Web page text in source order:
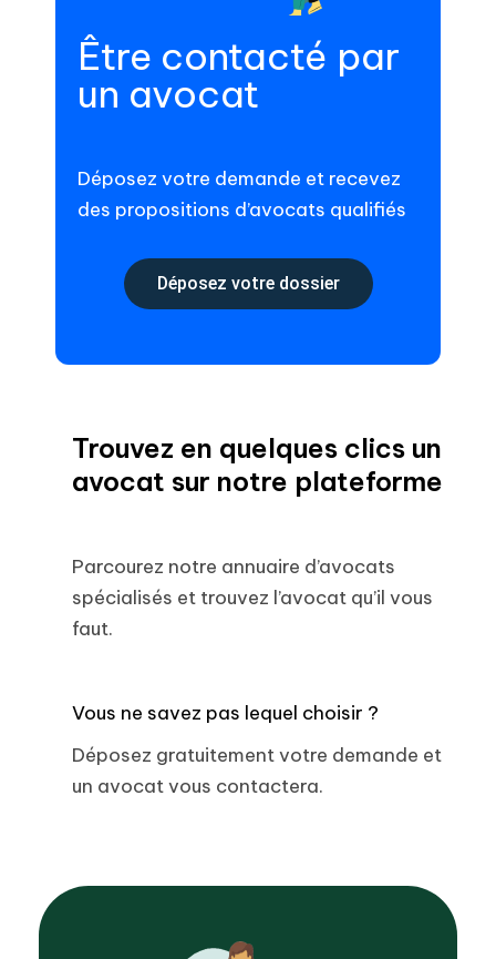
Être contacté par
un avocat
Déposez votre demande et recevez
des propositions d’avocats qualifiés
Déposez votre dossier
Trouvez en quelques clics un
avocat sur notre plateforme
Parcourez notre annuaire d’avocats
spécialisés et trouvez l’avocat qu’il vous
faut.
Vous ne savez pas lequel choisir ?
Déposez gratuitement votre demande et
un avocat vous contactera.